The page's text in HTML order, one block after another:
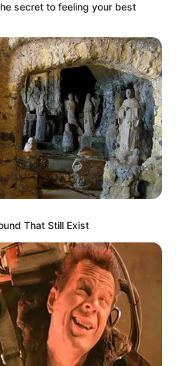
secret to feeling your best
That Still Exist